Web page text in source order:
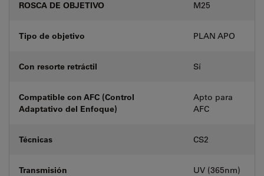
ROSCA DE OBJETIVO M25
Tipo de objetivo PLAN APO
Con resorte retráctil Sí
Compatible con AFC (Control
Adaptativo del Enfoque)
Apto para
AFC
Técnicas CS2
Transmisión UV (365nm)